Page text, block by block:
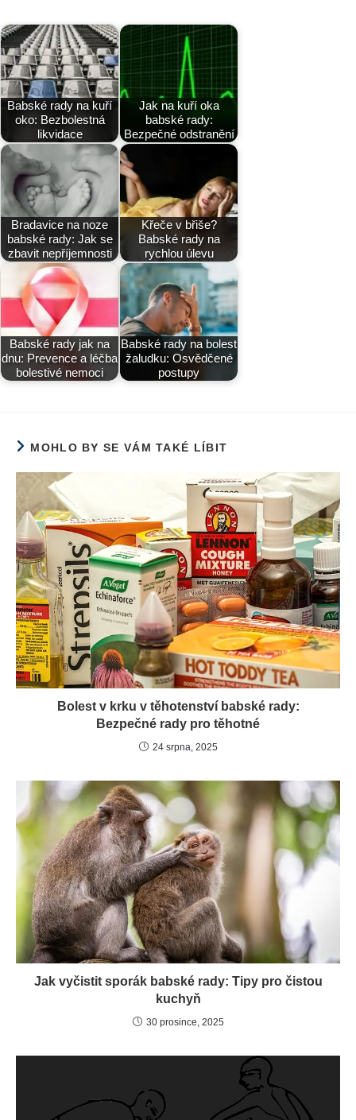
Babské rady na kuří
oko: Bezbolestná
likvidace
Jak na kuří oka
babské rady:
Bezpečné odstranění
Bradavice na noze
babské rady: Jak se
zbavit nepříjemnosti
Křeče v břiše?
Babské rady na
rychlou úlevu
Babské rady jak na
dnu: Prevence a léčba
bolestivé nemoci
Babské rady na bolest
žaludku: Osvědčené
postupy
MOHLO BY SE VÁM TAKÉ LÍBIT
Bolest v krku v těhotenství babské rady:
Bezpečné rady pro těhotné
24 srpna, 2025
Jak vyčistit sporák babské rady: Tipy pro čistou
kuchyň
30 prosince, 2025